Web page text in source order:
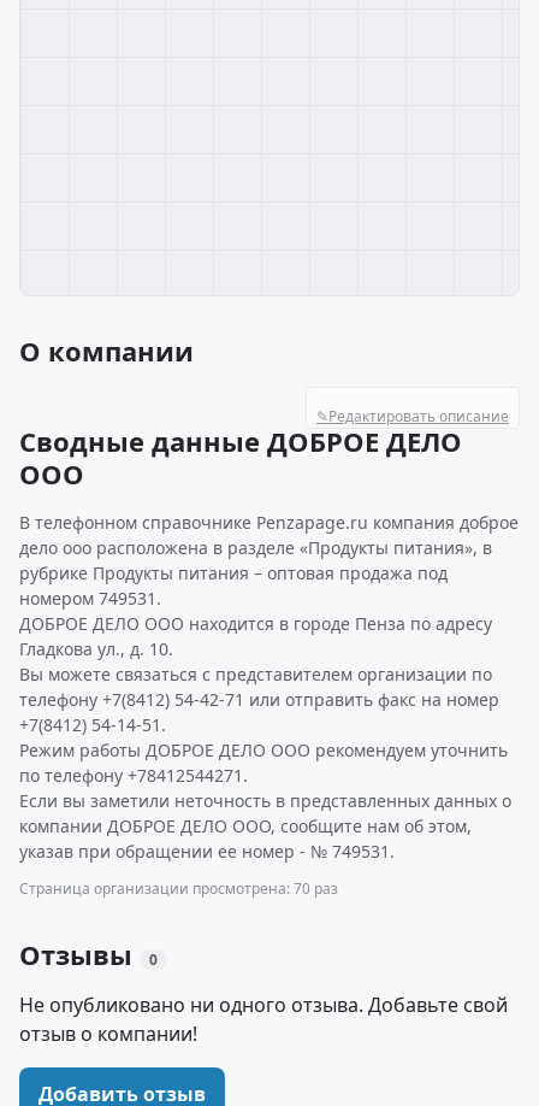
О компании
✎Редактировать описание
Сводные данные ДОБРОЕ ДЕЛО
ООО
В телефонном справочнике Penzapage.ru компания доброе
дело ооо расположена в разделе «Продукты питания», в
рубрике Продукты питания – оптовая продажа под
номером 749531.
ДОБРОЕ ДЕЛО ООО находится в городе Пенза по адресу
Гладкова ул., д. 10.
Вы можете связаться с представителем организации по
телефону +7(8412) 54-42-71 или отправить факс на номер
+7(8412) 54-14-51.
Режим работы ДОБРОЕ ДЕЛО ООО рекомендуем уточнить
по телефону +78412544271.
Если вы заметили неточность в представленных данных о
компании ДОБРОЕ ДЕЛО ООО, сообщите нам об этом,
указав при обращении ее номер - № 749531.
Страница организации просмотрена: 70 раз
Отзывы 0
Не опубликовано ни одного отзыва. Добавьте свой
отзыв о компании!
Добавить отзыв